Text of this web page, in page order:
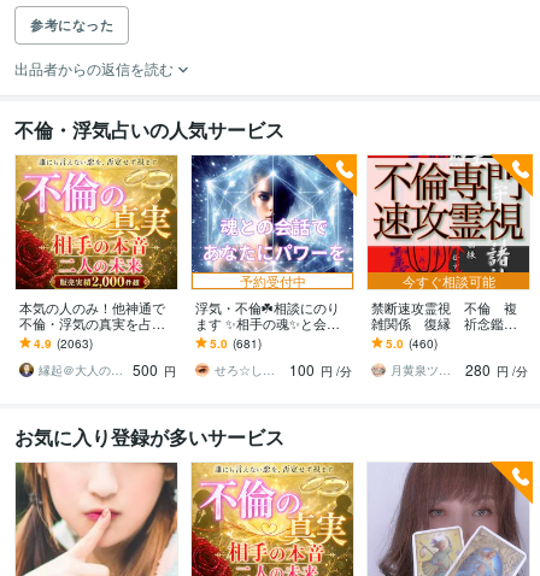
参考になった
出品者からの返信を読む
不倫・浮気占いの人気サービス
本気の人のみ！他神通で
不倫・浮気の真実を占い
ます 不倫・W不倫・浮気
など複雑恋愛の専門家に
よる究極霊視鑑定
4.9 (2063)
縁起＠大人の恋愛占い師
500 円
予約受付中
浮気・不倫☘️相談にのり
ます ✨相手の魂✨と会話
をしてあなたにお伝えし
ます⭐️
5.0 (681)
せろ☆しあり
100 円 /分
今すぐ相談可能
禁断速攻霊視 不倫 複
雑関係 復縁 祈念鑑定
承ます お相手の深層心
理 お2人の前世と未来を
一瞬で紐解きます
5.0 (460)
月黄泉ツキヨミ《禁断速攻霊視》
280 円 /分
お気に入り登録が多いサービス